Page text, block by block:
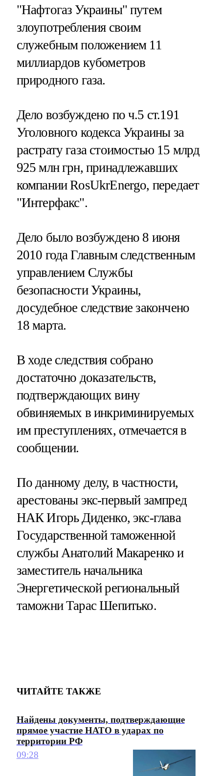
"Нафтогаз Украины" путем
злоупотребления своим
служебным положением 11
миллиардов кубометров
природного газа.
Дело возбуждено по ч.5 ст.191
Уголовного кодекса Украины за
растрату газа стоимостью 15 млрд
925 млн грн, принадлежавших
компании RosUkrEnergo, передает
"Интерфакс".
Дело было возбуждено 8 июня
2010 года Главным следственным
управлением Службы
безопасности Украины,
досудебное следствие закончено
18 марта.
В ходе следствия собрано
достаточно доказательств,
подтверждающих вину
обвиняемых в инкриминируемых
им преступлениях, отмечается в
сообщении.
По данному делу, в частности,
арестованы экс-первый зампред
НАК Игорь Диденко, экс-глава
Государственной таможенной
службы Анатолий Макаренко и
заместитель начальника
Энергетической региональный
таможни Тарас Шепитько.
ЧИТАЙТЕ ТАКЖЕ
Найдены документы, подтверждающие
прямое участие НАТО в ударах по
территории РФ
09:28